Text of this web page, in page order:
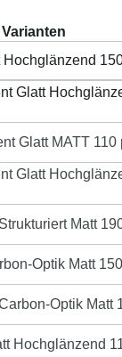
Hochglänzend
Glatt
150
Glatt MATT 110
110 µm
Glatt
240
Matt
Matt 190 µm
Optik Matt
Matt 150 µm
Optik Matt
Matt 150 µm
Hochglänzend
110 µm
Versandkosten
Gib den
Lieferzeit 1-3